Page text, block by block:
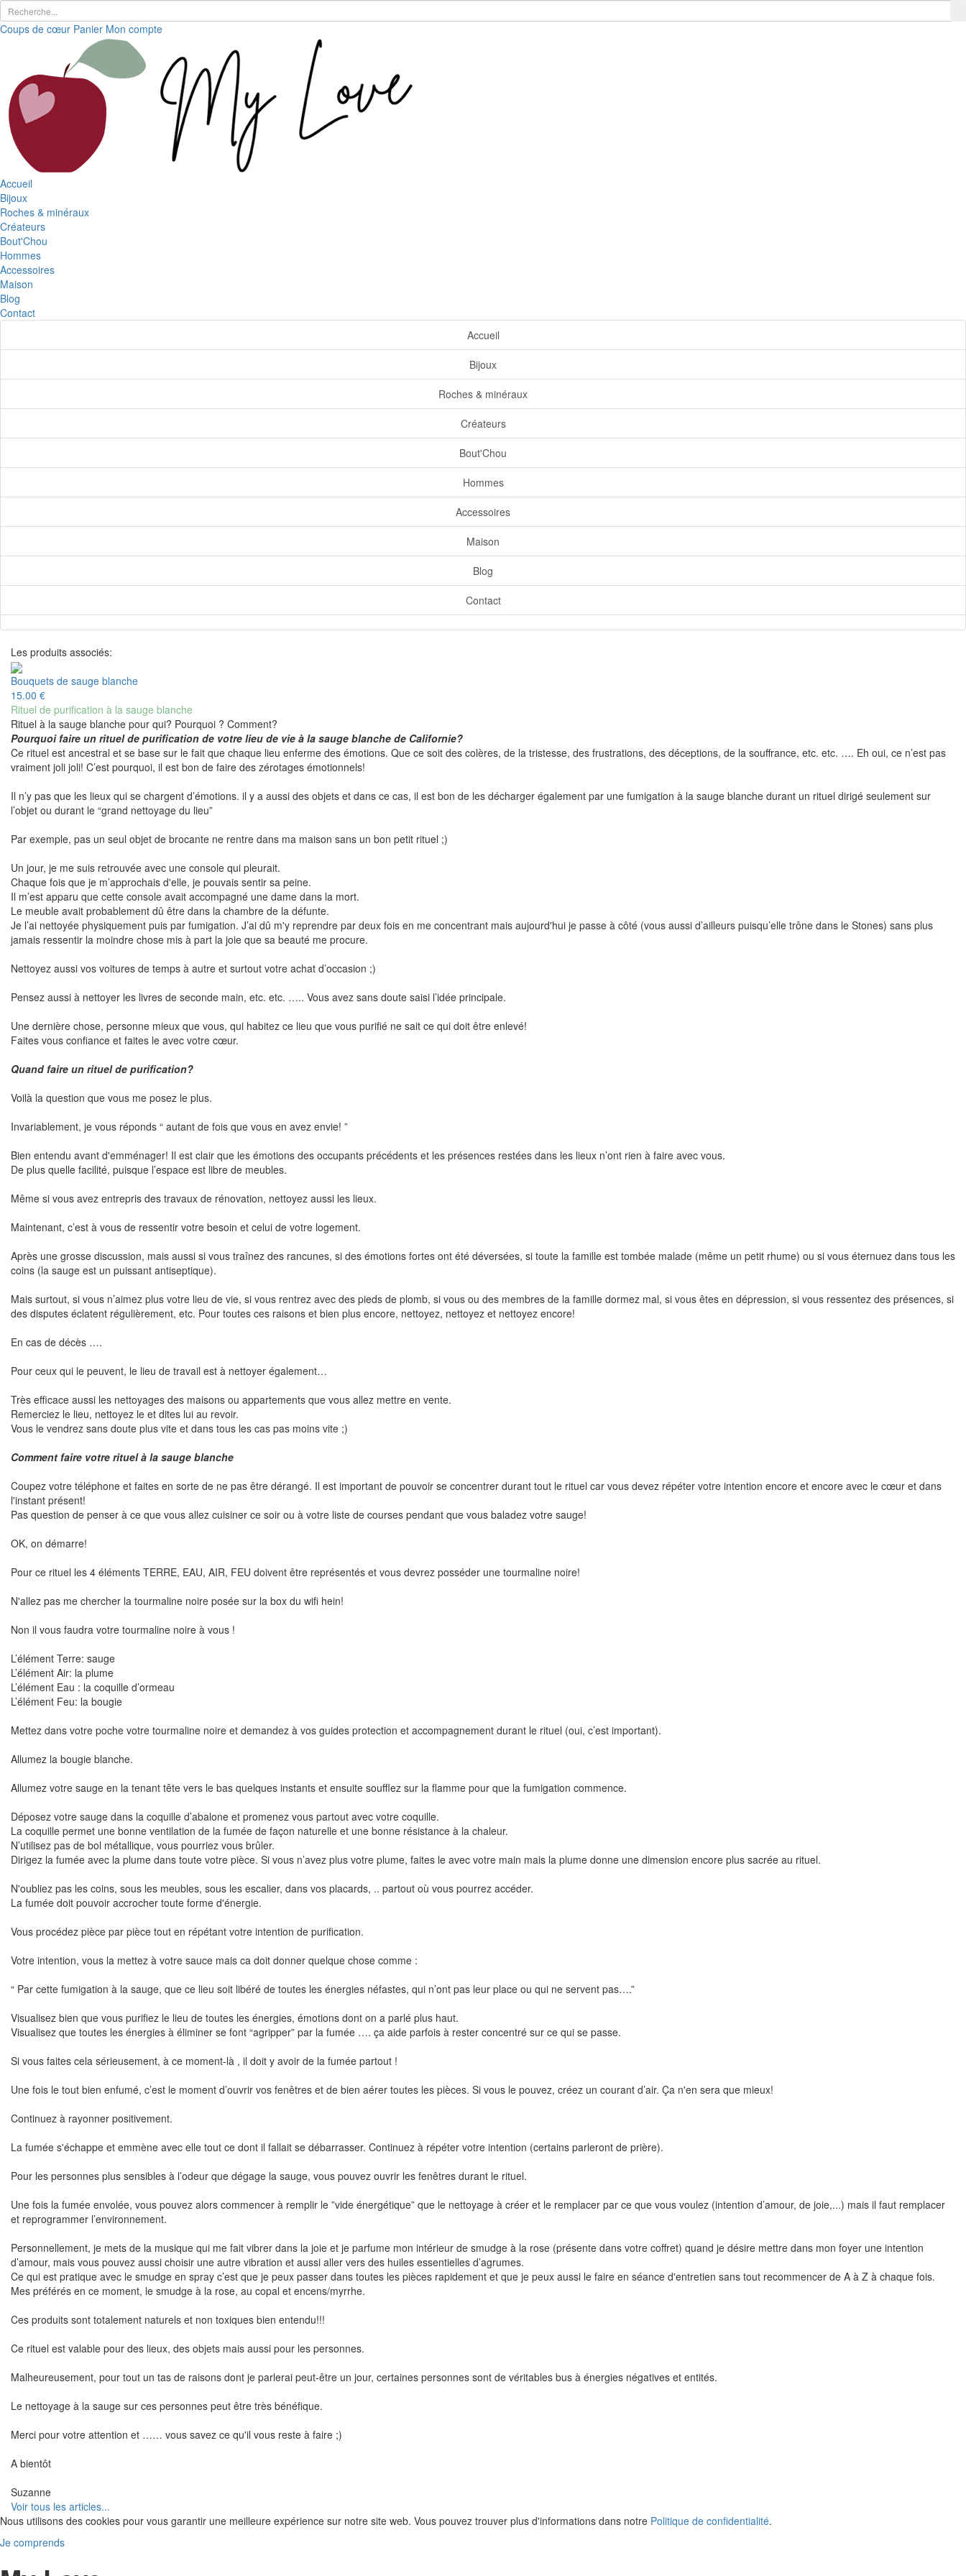
Coups de cœur Panier Mon compte
Accueil
Bijoux
Roches & minéraux
Créateurs
Bout'Chou
Hommes
Accessoires
Maison
Blog
Contact
Accueil
Bijoux
Roches & minéraux
Créateurs
Bout'Chou
Hommes
Accessoires
Maison
Blog
Contact
Les produits associés:
Bouquets de sauge blanche
15.00 €
Rituel de purification à la sauge blanche
Rituel à la sauge blanche pour qui? Pourquoi ? Comment?
Pourquoi faire un rituel de purification de votre lieu de vie à la sauge blanche de Californie?
Ce rituel est ancestral et se base sur le fait que chaque lieu enferme des émotions. Que ce soit des colères, de la tristesse, des frustrations, des déceptions, de la souffrance, etc. etc. …. Eh oui, ce n’est pas
vraiment joli joli! C’est pourquoi, il est bon de faire des zérotages émotionnels!
Il n’y pas que les lieux qui se chargent d’émotions. il y a aussi des objets et dans ce cas, il est bon de les décharger également par une fumigation à la sauge blanche durant un rituel dirigé seulement sur
l’objet ou durant le “grand nettoyage du lieu”
Par exemple, pas un seul objet de brocante ne rentre dans ma maison sans un bon petit rituel ;)
Un jour, je me suis retrouvée avec une console qui pleurait.
Chaque fois que je m’approchais d'elle, je pouvais sentir sa peine.
Il m’est apparu que cette console avait accompagné une dame dans la mort.
Le meuble avait probablement dû être dans la chambre de la défunte.
Je l’ai nettoyée physiquement puis par fumigation. J’ai dû m'y reprendre par deux fois en me concentrant mais aujourd'hui je passe à côté (vous aussi d’ailleurs puisqu’elle trône dans le Stones) sans plus
jamais ressentir la moindre chose mis à part la joie que sa beauté me procure.
Nettoyez aussi vos voitures de temps à autre et surtout votre achat d’occasion ;)
Pensez aussi à nettoyer les livres de seconde main, etc. etc. ….. Vous avez sans doute saisi l’idée principale.
Une dernière chose, personne mieux que vous, qui habitez ce lieu que vous purifié ne sait ce qui doit être enlevé!
Faites vous confiance et faites le avec votre cœur.
Quand faire un rituel de purification?
Voilà la question que vous me posez le plus.
Invariablement, je vous réponds “ autant de fois que vous en avez envie! ”
Bien entendu avant d'emménager! Il est clair que les émotions des occupants précédents et les présences restées dans les lieux n’ont rien à faire avec vous.
De plus quelle facilité, puisque l’espace est libre de meubles.
Même si vous avez entrepris des travaux de rénovation, nettoyez aussi les lieux.
Maintenant, c’est à vous de ressentir votre besoin et celui de votre logement.
Après une grosse discussion, mais aussi si vous traînez des rancunes, si des émotions fortes ont été déversées, si toute la famille est tombée malade (même un petit rhume) ou si vous éternuez dans tous les
coins (la sauge est un puissant antiseptique).
Mais surtout, si vous n’aimez plus votre lieu de vie, si vous rentrez avec des pieds de plomb, si vous ou des membres de la famille dormez mal, si vous êtes en dépression, si vous ressentez des présences, si
des disputes éclatent régulièrement, etc. Pour toutes ces raisons et bien plus encore, nettoyez, nettoyez et nettoyez encore!
En cas de décès ….
Pour ceux qui le peuvent, le lieu de travail est à nettoyer également…
Très efficace aussi les nettoyages des maisons ou appartements que vous allez mettre en vente.
Remerciez le lieu, nettoyez le et dites lui au revoir.
Vous le vendrez sans doute plus vite et dans tous les cas pas moins vite ;)
Comment faire votre rituel à la sauge blanche
Coupez votre téléphone et faites en sorte de ne pas être dérangé. Il est important de pouvoir se concentrer durant tout le rituel car vous devez répéter votre intention encore et encore avec le cœur et dans
l'instant présent!
Pas question de penser à ce que vous allez cuisiner ce soir ou à votre liste de courses pendant que vous baladez votre sauge!
OK, on démarre!
Pour ce rituel les 4 éléments TERRE, EAU, AIR, FEU doivent être représentés et vous devrez posséder une tourmaline noire!
N'allez pas me chercher la tourmaline noire posée sur la box du wifi hein!
Non il vous faudra votre tourmaline noire à vous !
L’élément Terre: sauge
L’élément Air: la plume
L’élément Eau : la coquille d’ormeau
L’élément Feu: la bougie
Mettez dans votre poche votre tourmaline noire et demandez à vos guides protection et accompagnement durant le rituel (oui, c’est important).
Allumez la bougie blanche.
Allumez votre sauge en la tenant tête vers le bas quelques instants et ensuite soufflez sur la flamme pour que la fumigation commence.
Déposez votre sauge dans la coquille d’abalone et promenez vous partout avec votre coquille.
La coquille permet une bonne ventilation de la fumée de façon naturelle et une bonne résistance à la chaleur.
N’utilisez pas de bol métallique, vous pourriez vous brûler.
Dirigez la fumée avec la plume dans toute votre pièce. Si vous n’avez plus votre plume, faites le avec votre main mais la plume donne une dimension encore plus sacrée au rituel.
N'oubliez pas les coins, sous les meubles, sous les escalier, dans vos placards, .. partout où vous pourrez accéder.
La fumée doit pouvoir accrocher toute forme d'énergie.
Vous procédez pièce par pièce tout en répétant votre intention de purification.
Votre intention, vous la mettez à votre sauce mais ca doit donner quelque chose comme :
“ Par cette fumigation à la sauge, que ce lieu soit libéré de toutes les énergies néfastes, qui n’ont pas leur place ou qui ne servent pas….”
Visualisez bien que vous purifiez le lieu de toutes les énergies, émotions dont on a parlé plus haut.
Visualisez que toutes les énergies à éliminer se font “agripper” par la fumée …. ça aide parfois à rester concentré sur ce qui se passe.
Si vous faites cela sérieusement, à ce moment-là , il doit y avoir de la fumée partout !
Une fois le tout bien enfumé, c’est le moment d’ouvrir vos fenêtres et de bien aérer toutes les pièces. Si vous le pouvez, créez un courant d’air. Ça n'en sera que mieux!
Continuez à rayonner positivement.
La fumée s'échappe et emmène avec elle tout ce dont il fallait se débarrasser. Continuez à répéter votre intention (certains parleront de prière).
Pour les personnes plus sensibles à l’odeur que dégage la sauge, vous pouvez ouvrir les fenêtres durant le rituel.
Une fois la fumée envolée, vous pouvez alors commencer à remplir le ”vide énergétique” que le nettoyage à créer et le remplacer par ce que vous voulez (intention d’amour, de joie,...) mais il faut remplacer
et reprogrammer l’environnement.
Personnellement, je mets de la musique qui me fait vibrer dans la joie et je parfume mon intérieur de smudge à la rose (présente dans votre coffret) quand je désire mettre dans mon foyer une intention
d’amour, mais vous pouvez aussi choisir une autre vibration et aussi aller vers des huiles essentielles d’agrumes.
Ce qui est pratique avec le smudge en spray c’est que je peux passer dans toutes les pièces rapidement et que je peux aussi le faire en séance d'entretien sans tout recommencer de A à Z à chaque fois.
Mes préférés en ce moment, le smudge à la rose, au copal et encens/myrrhe.
Ces produits sont totalement naturels et non toxiques bien entendu!!!
Ce rituel est valable pour des lieux, des objets mais aussi pour les personnes.
Malheureusement, pour tout un tas de raisons dont je parlerai peut-être un jour, certaines personnes sont de véritables bus à énergies négatives et entités.
Le nettoyage à la sauge sur ces personnes peut être très bénéfique.
Merci pour votre attention et …… vous savez ce qu'il vous reste à faire ;)
A bientôt
Suzanne
Voir tous les articles...
Nous utilisons des cookies pour vous garantir une meilleure expérience sur notre site web. Vous pouvez trouver plus d'informations dans notre Politique de confidentialité.
Je comprends